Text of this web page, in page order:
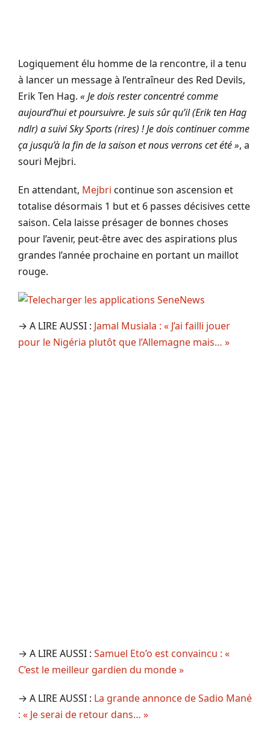
Logiquement élu homme de la rencontre, il a tenu
à lancer un message à l’entraîneur des Red Devils,
Erik Ten Hag. « Je dois rester concentré comme
aujourd’hui et poursuivre. Je suis sûr qu’il (Erik ten Hag
ndlr) a suivi Sky Sports (rires) ! Je dois continuer comme
ça jusqu’à la fin de la saison et nous verrons cet été », a
souri Mejbri.
En attendant, Mejbri continue son ascension et
totalise désormais 1 but et 6 passes décisives cette
saison. Cela laisse présager de bonnes choses
pour l’avenir, peut-être avec des aspirations plus
grandes l’année prochaine en portant un maillot
rouge.
→ A LIRE AUSSI : Jamal Musiala : « J’ai failli jouer
pour le Nigéria plutôt que l’Allemagne mais… »
→ A LIRE AUSSI : Samuel Eto’o est convaincu : «
C’est le meilleur gardien du monde »
→ A LIRE AUSSI : La grande annonce de Sadio Mané
: « Je serai de retour dans… »